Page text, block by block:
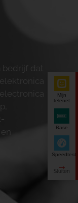
bedrijf dat
Mijn
telenet
Base
Speedtest